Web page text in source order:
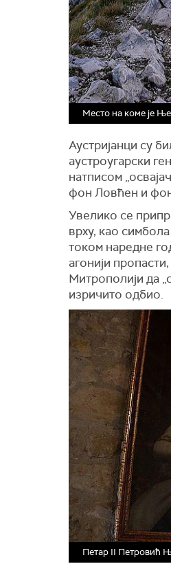
Место на коме је
Аустријанци су
аустроугарски
натписом
фон Ловћен и
Увелико се
врху, као
током наредне
агонији
Митрополији да
изричито одбио.
Петар II Петровић